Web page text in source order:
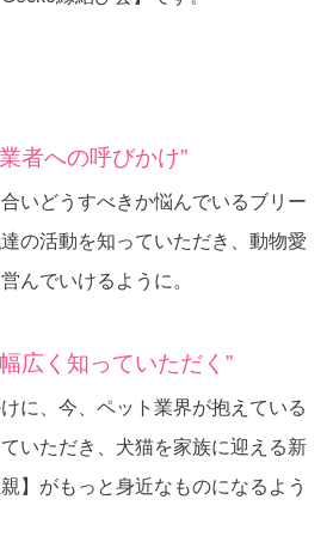
者への呼びかけ”
いどうすべきか悩んでいるブリー
の活動を知っていただき、動物愛
んでいけるように。
広く知っていただく”
に、今、ペット業界が抱えている
いただき、犬猫を家族に迎える新
】がもっと身近なものになるよう